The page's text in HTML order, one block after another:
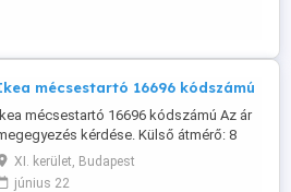
mécsestartó 16696 kódszámú
mécsestartó 16696 kódszámú Az ár
kérdése. Külső átmérő: 8
Magassága: 7 cm. Nem sérült, nem
XI. kerület, Budapest
június 22